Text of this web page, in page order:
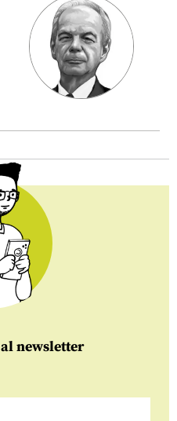
al newsletter